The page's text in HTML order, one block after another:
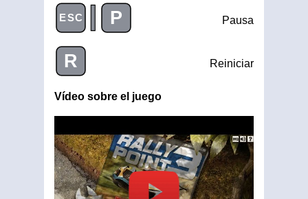
ESC | P Pausa
R Reiniciar
Vídeo sobre el juego